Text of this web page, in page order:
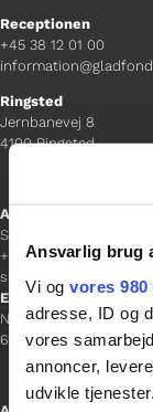
Ansvarlig brug
Vi og vores
adresse, ID og
vores
annoncer,
udvikle
Receptionen
+45 38 12 01 00
Ringsted
Jernbanevej 8
4100 Ringsted
Afdelingschef
Sacha Lohmann Weiss
+45 40 27 91 11
Esbjerg
Norgesgade 1, 2. sal
6700 Esbjerg